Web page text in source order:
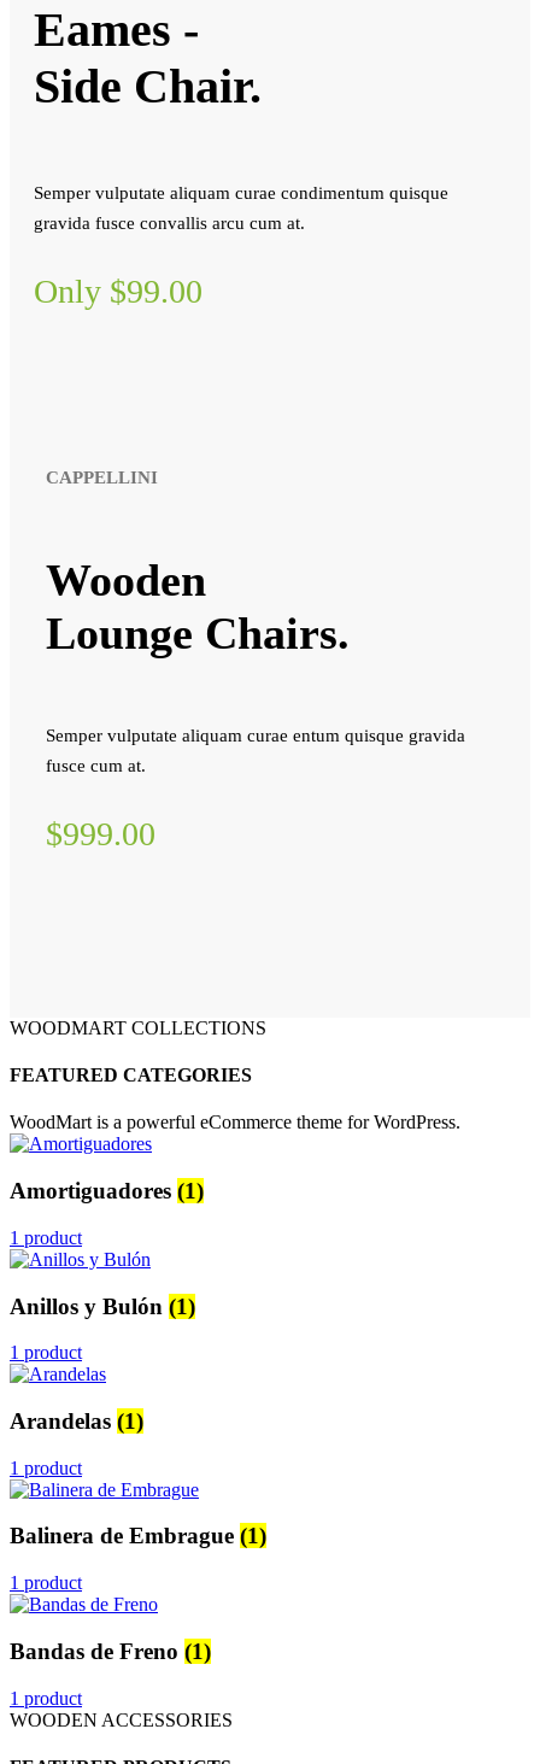
Eames -
Side Chair.
Semper vulputate aliquam curae condimentum quisque
gravida fusce convallis arcu cum at.
Only $99.00
CAPPELLINI
Wooden
Lounge Chairs.
Semper vulputate aliquam curae entum quisque gravida
fusce cum at.
$999.00
WOODMART COLLECTIONS
FEATURED CATEGORIES
WoodMart is a powerful eCommerce theme for WordPress.
Amortiguadores (1)
1 product
Anillos y Bulón (1)
1 product
Arandelas (1)
1 product
Balinera de Embrague (1)
1 product
Bandas de Freno (1)
1 product
WOODEN ACCESSORIES